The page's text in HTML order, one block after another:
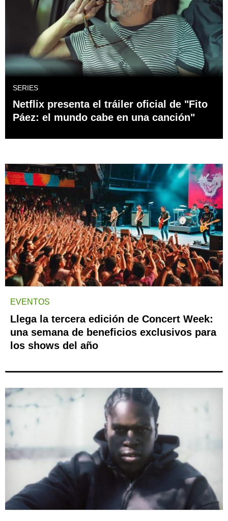
SERIES
Netflix presenta el tráiler oficial de "Fito
Páez: el mundo cabe en una canción"
EVENTOS
Llega la tercera edición de Concert Week:
una semana de beneficios exclusivos para
los shows del año